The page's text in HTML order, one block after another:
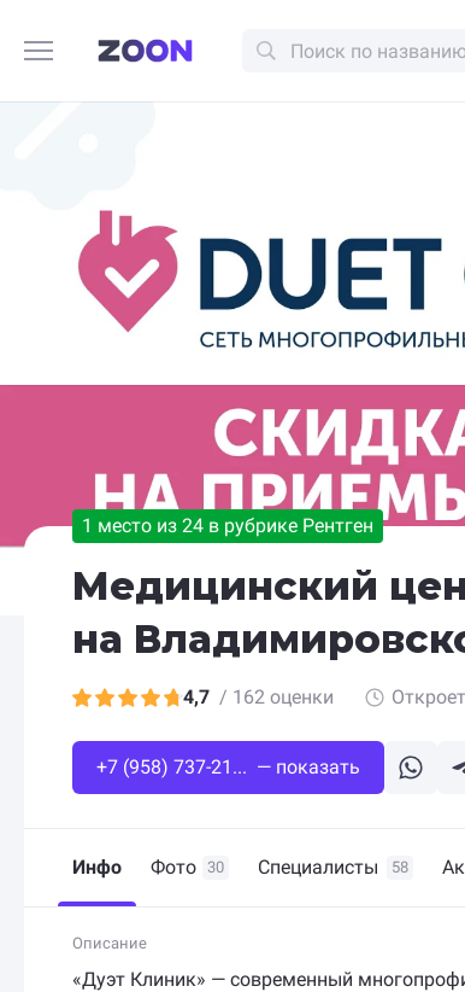
1 место из 24 в рубрике Рентген
Медицинский
на
4,7 / 162 оценки
+7 (958) 737-21... — показать
Инфо Фото 30 Специалисты 58
Описание
«Дуэт Клиник» — современный